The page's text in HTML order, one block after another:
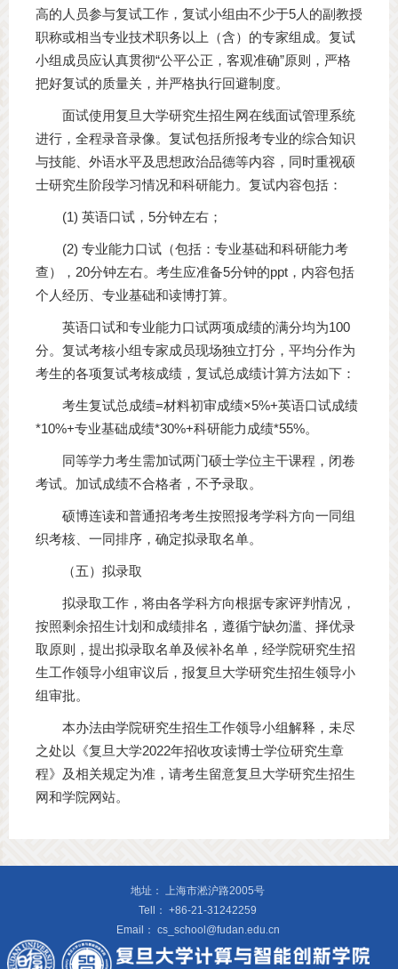
高的人员参与复试工作，复试小组由不少于5人的副教授
职称或相当专业技术职务以上（含）的专家组成。复试
小组成员应认真贯彻“公平公正，客观准确”原则，严格
把好复试的质量关，并严格执行回避制度。
面试使用复旦大学研究生招生网在线面试管理系统
进行，全程录音录像。复试包括所报考专业的综合知识
与技能、外语水平及思想政治品德等内容，同时重视硕
士研究生阶段学习情况和科研能力。复试内容包括：
(1) 英语口试，5分钟左右；
(2) 专业能力口试（包括：专业基础和科研能力考
查），20分钟左右。考生应准备5分钟的ppt，内容包括
个人经历、专业基础和读博打算。
英语口试和专业能力口试两项成绩的满分均为100
分。复试考核小组专家成员现场独立打分，平均分作为
考生的各项复试考核成绩，复试总成绩计算方法如下：
考生复试总成绩=材料初审成绩×5%+英语口试成绩
*10%+专业基础成绩*30%+科研能力成绩*55%。
同等学力考生需加试两门硕士学位主干课程，闭卷
考试。加试成绩不合格者，不予录取。
硕博连读和普通招考考生按照报考学科方向一同组
织考核、一同排序，确定拟录取名单。
（五）拟录取
拟录取工作，将由各学科方向根据专家评判情况，
按照剩余招生计划和成绩排名，遵循宁缺勿滥、择优录
取原则，提出拟录取名单及候补名单，经学院研究生招
生工作领导小组审议后，报复旦大学研究生招生领导小
组审批。
本办法由学院研究生招生工作领导小组解释，未尽
之处以《复旦大学2022年招收攻读博士学位研究生章
程》及相关规定为准，请考生留意复旦大学研究生招生
网和学院网站。
地址：
上海市淞沪路2005号
Tell： +86-21-31242259
Email： cs_school@fudan.edu.cn